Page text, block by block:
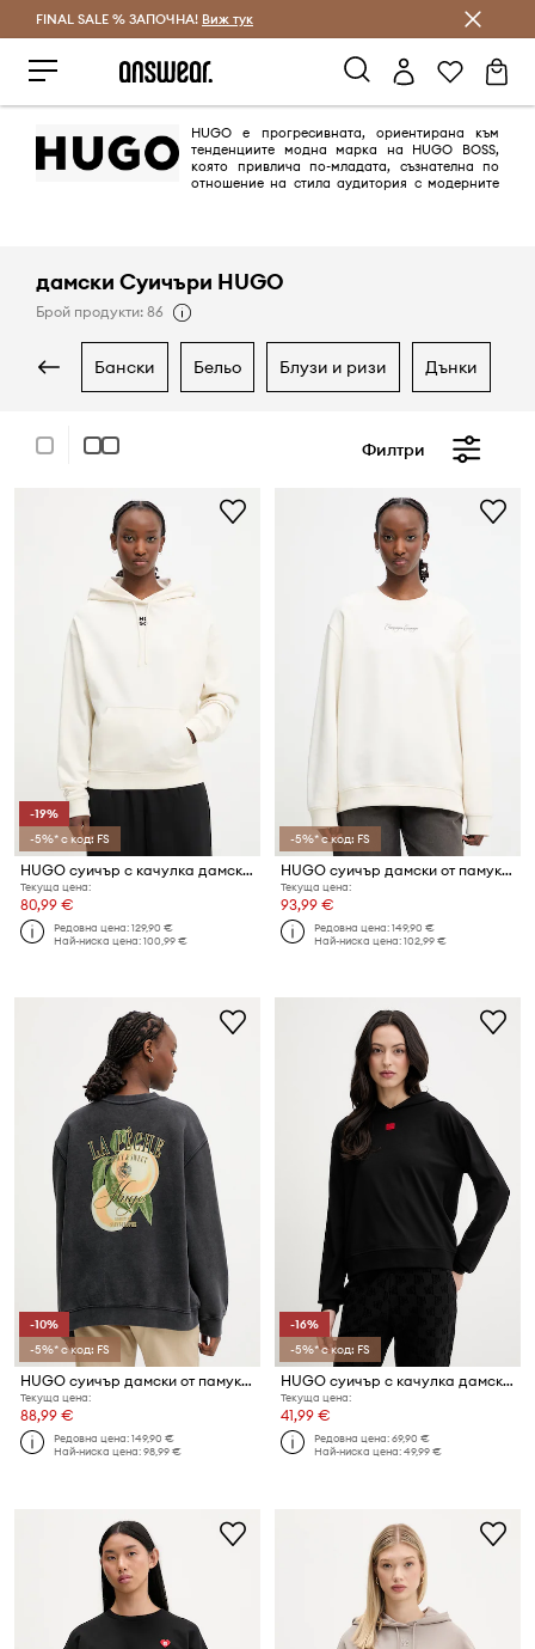
Спестявай с Answear Club
FINAL SALE % ЗАПОЧНА! Виж тук
HUGO е прогресивната, ориентирана към
тенденциите модна марка на HUGO BOSS,
която привлича по-младата, съзнателна по
отношение на стила аудитория с модерните
тенденции. HUGO е символ на добър вкус и елегантност.
дамски Суичъри HUGO
Брой продукти: 86
бански бельо блузи и ризи дънки
Филтри
-19%
-5%* с код: FS
HUGO суичър с качулка дамски от памук Delfinia
Текуща цена:
80,99 €
Редовна цена:129,90 €
Най-ниска цена:100,99 €
-5%* с код: FS
HUGO суичър дамски от памук Classic crew_8
Текуща цена:
93,99 €
Редовна цена:149,90 €
Най-ниска цена:102,99 €
-10%
-5%* с код: FS
HUGO суичър дамски от памук Classic crew_8
Текуща цена:
88,99 €
Редовна цена:149,90 €
Най-ниска цена:98,99 €
-16%
-5%* с код: FS
HUGO суичър с качулка дамски с памук SIGNATURE_HOODIE
Текуща цена:
41,99 €
Редовна цена:69,90 €
Най-ниска цена:49,99 €